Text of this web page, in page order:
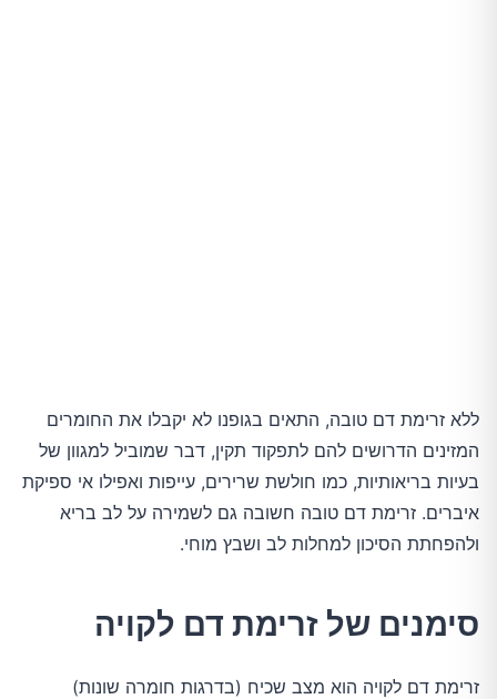
ללא זרימת דם טובה, התאים בגופנו לא יקבלו את החומרים
המזינים הדרושים להם לתפקוד תקין, דבר שמוביל למגוון של
בעיות בריאותיות, כמו חולשת שרירים, עייפות ואפילו אי ספיקת
איברים. זרימת דם טובה חשובה גם לשמירה על לב בריא
ולהפחתת הסיכון למחלות לב ושבץ מוחי.
סימנים של זרימת דם לקויה
זרימת דם לקויה הוא מצב שכיח (בדרגות חומרה שונות)